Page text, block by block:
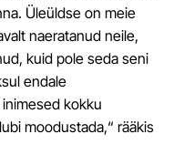
Üleüldse on meie
naeratanud neile,
kuid pole seda seni
endale
kokku
moodustada,“ rääkis